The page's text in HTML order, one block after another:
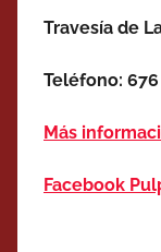
Travesía de
Teléfono: 676
Más
Facebook